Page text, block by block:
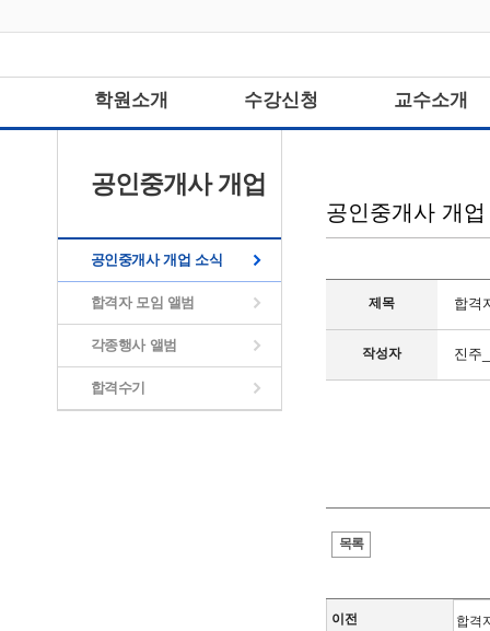
학원소개 수강신청 교수소개
공인중개사 개업
소식
공인중개사 개업 소식
합격자 모임 앨범
각종행사 앨범
합격수기
공인중개사 개
제목 합격
작성자 진주
목록
이전 합격